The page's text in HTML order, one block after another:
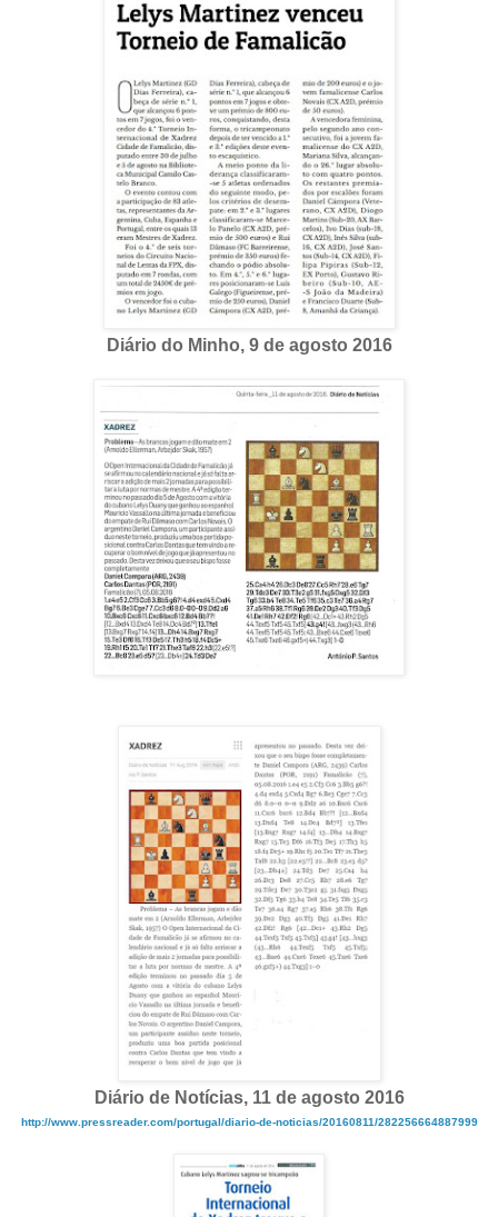
Diário do Minho, 9 de agosto 2016
Diário de Notícias, 11 de agosto 2016
http://www.pressreader.com/portugal/diario-de-noticias/20160811/282256664887999